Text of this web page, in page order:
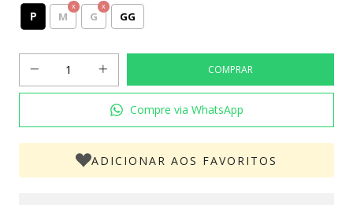
P M G GG
Compre via WhatsApp
ADICIONAR AOS FAVORITOS